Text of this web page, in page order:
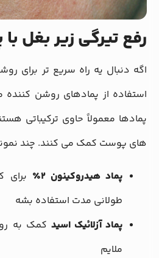
رفع تیرگی زیر بغل با
اگه دنبال یه راه سریع تر برای
استفاده از پمادهای روشن کننده
پمادها معمولاً حاوی ترکیباتی
های پوست کمک می کنند. چند
پماد هیدروکینون ۲٪
برای
طولانی مدت استفاده بشه
پماد آزلائیک اسید کمک به
ملایم